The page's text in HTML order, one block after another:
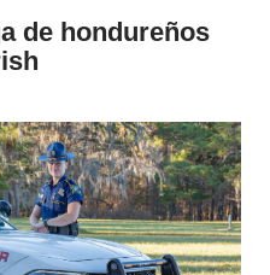
de hondureños